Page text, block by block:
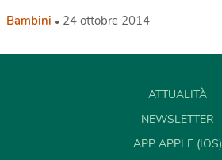
Bambini 24 ottobre 2014
ATTUALITÀ
NEWSLETTER
APP APPLE (IOS)